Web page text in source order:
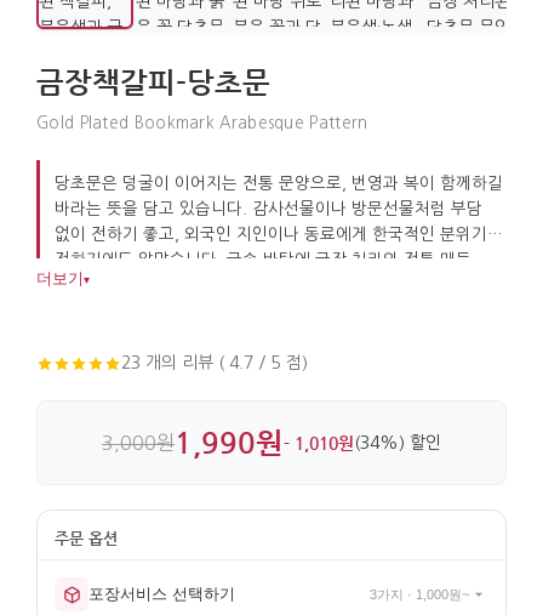
금장책갈피-당초문
Gold Plated Bookmark Arabesque Pattern
당초문은 덩굴이 이어지는 전통 문양으로, 번영과 복이 함께하길
바라는 뜻을 담고 있습니다. 감사선물이나 방문선물처럼 부담
없이 전하기 좋고, 외국인 지인이나 동료에게 한국적인 분위기를
전하기에도 알맞습니다. 금속 바탕에 금장 처리와 전통 매듭
끈을 더해 디테일이 살아 있습니다.
더보기 ▾
23 개의 리뷰 ( 4.7 / 5 점)
3,000원1,990원- 1,010원 (34%) 할인
포장서비스 선택하기 3가지 · 1,000원~